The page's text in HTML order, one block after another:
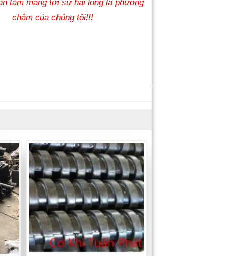
tâm mang tới sự hài lòng là phương
châm của chúng tôi!!!